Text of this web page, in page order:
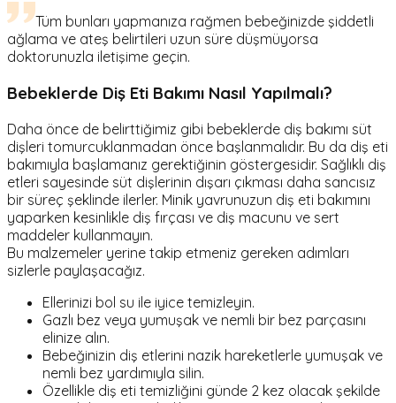
Tüm bunları yapmanıza rağmen bebeğinizde şiddetli
ağlama ve ateş belirtileri uzun süre düşmüyorsa
doktorunuzla iletişime geçin.
Bebeklerde Diş Eti Bakımı Nasıl Yapılmalı?
Daha önce de belirttiğimiz gibi bebeklerde diş bakımı süt
dişleri tomurcuklanmadan önce başlanmalıdır. Bu da diş eti
bakımıyla başlamanız gerektiğinin göstergesidir. Sağlıklı diş
etleri sayesinde süt dişlerinin dışarı çıkması daha sancısız
bir süreç şeklinde ilerler. Minik yavrunuzun diş eti bakımını
yaparken kesinlikle diş fırçası ve diş macunu ve sert
maddeler kullanmayın.
Bu malzemeler yerine takip etmeniz gereken adımları
sizlerle paylaşacağız.
Ellerinizi bol su ile iyice temizleyin.
Gazlı bez veya yumuşak ve nemli bir bez parçasını
elinize alın.
Bebeğinizin diş etlerini nazik hareketlerle yumuşak ve
nemli bez yardımıyla silin.
Özellikle diş eti temizliğini günde 2 kez olacak şekilde